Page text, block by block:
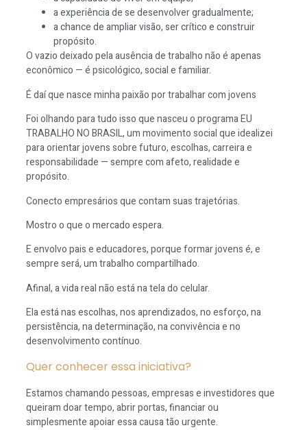
a experiência de se desenvolver gradualmente;
a chance de ampliar visão, ser crítico e construir
propósito.
O vazio deixado pela ausência de trabalho não é apenas
econômico — é psicológico, social e familiar.
É daí que nasce minha paixão por trabalhar com jovens
Foi olhando para tudo isso que nasceu o programa EU
TRABALHO NO BRASIL, um movimento social que idealizei
para orientar jovens sobre futuro, escolhas, carreira e
responsabilidade — sempre com afeto, realidade e
propósito.
Conecto empresários que contam suas trajetórias.
Mostro o que o mercado espera.
E envolvo pais e educadores, porque formar jovens é, e
sempre será, um trabalho compartilhado.
Afinal, a vida real não está na tela do celular.
Ela está nas escolhas, nos aprendizados, no esforço, na
persistência, na determinação, na convivência e no
desenvolvimento contínuo.
Quer conhecer essa iniciativa?
Estamos chamando pessoas, empresas e investidores que
queiram doar tempo, abrir portas, financiar ou
simplesmente apoiar essa causa tão urgente.